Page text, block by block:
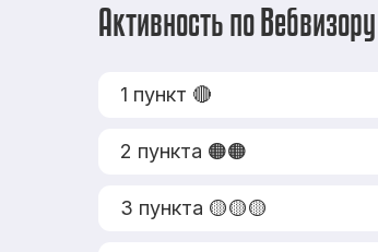
Активность по Вебвизору
1 пункт 🔴
2 пункта 🟠🟠
3 пункта 🟡🟡🟡